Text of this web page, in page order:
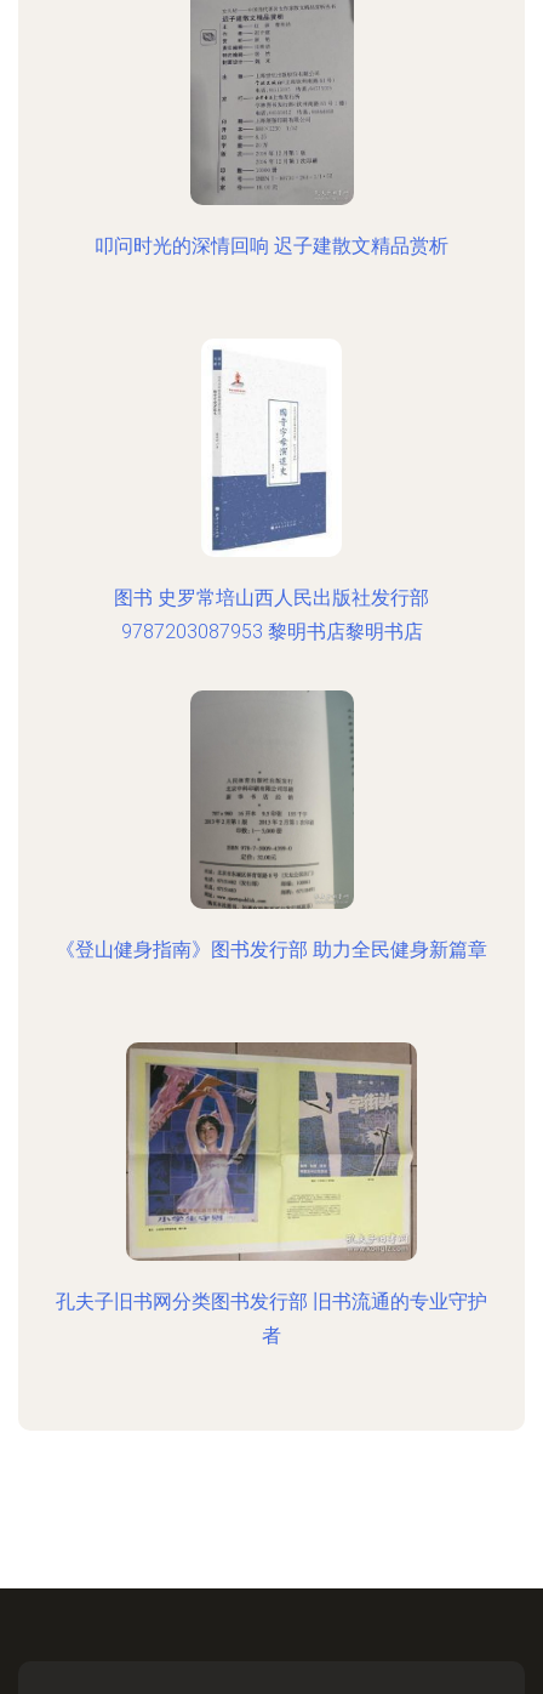
叩问时光的深情回响 迟子建散文精品赏析
图书 史罗常培山西人民出版社发行部
9787203087953 黎明书店黎明书店
《登山健身指南》图书发行部 助力全民健身新篇章
孔夫子旧书网分类图书发行部 旧书流通的专业守护
者